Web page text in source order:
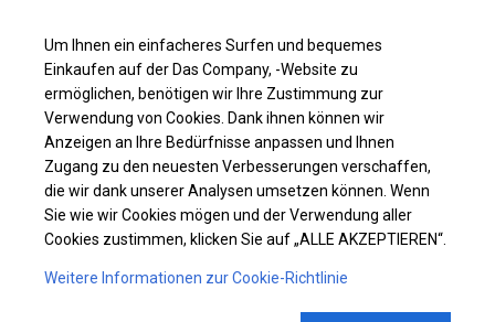
Einzelheiten ansehen
Plane ändern
Um Ihnen ein einfacheres Surfen und bequemes
Einkaufen auf der Das Company, -Website zu
ermöglichen, benötigen wir Ihre Zustimmung zur
Verwendung von Cookies. Dank ihnen können wir
Anzeigen an Ihre Bedürfnisse anpassen und Ihnen
Zugang zu den neuesten Verbesserungen verschaffen,
die wir dank unserer Analysen umsetzen können. Wenn
Sie wie wir Cookies mögen und der Verwendung aller
Cookies zustimmen, klicken Sie auf „ALLE AKZEPTIEREN“.
Weitere Informationen zur Cookie-Richtlinie